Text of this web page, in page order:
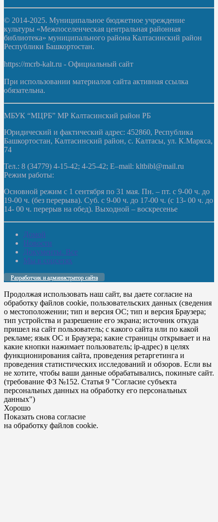
© 2014-2025. Муниципальное бюджетное учреждение
культуры «Межпоселенческая центральная районная
библиотека» муниципального района Калтасинский район
Республики Башкортостан.
https://mcrb-kalt.ru - Официальный сайт
При использовании материалов сайта активная ссылка
обязательна.
МБУК “МЦРБ” МР Калтасинский район РБ
Юридический и фактический адрес: 452860, Республика
Башкортостан, Калтасинский район, с. Калтасы, ул. К.Маркса,
74
Тел.: 8 (34779) 4-15-42; 4-25-42; E–mail: kltbibl@mail.ru
Режим работы:
Основной режим с 1 сентября по 31 мая. Пн. – пт. с 9-00 ч. до
19-00 ч. (без перерыва). Суб. с 9-00 ч. до 17-00 ч. (с 13- 00 ч. до
14- 00 ч. перерыв на обед). Выходной – воскресенье
Домой
Новости
Документы. Все
Мы в соцсетях
Разработчик и администратор сайта
Продолжая использовать наш сайт, вы даете согласие на
обработку файлов cookie, пользовательских данных (сведения
о местоположении; тип и версия ОС; тип и версия Браузера;
тип устройства и разрешение его экрана; источник откуда
пришел на сайт пользователь; с какого сайта или по какой
рекламе; язык ОС и Браузера; какие страницы открывает и на
какие кнопки нажимает пользователь; ip-адрес) в целях
функционирования сайта, проведения ретаргетинга и
проведения статистических исследований и обзоров. Если вы
не хотите, чтобы ваши данные обрабатывались, покиньте сайт.
(требование ФЗ №152. Статья 9 "Согласие субъекта
персональных данных на обработку его персональных
данных")
Хорошо
Показать снова согласие
на обработку файлов cookie.